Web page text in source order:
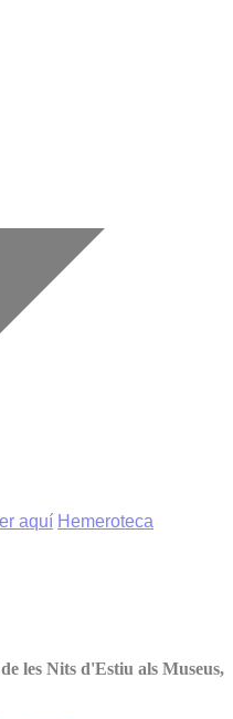
aquí Hemeroteca
les Nits d'Estiu als Museus,